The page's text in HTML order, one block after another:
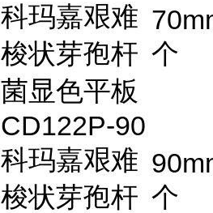
科玛嘉艰难
梭状芽孢杆
菌显色平板
个
CD122P-90
科玛嘉艰难
梭状芽孢杆 个